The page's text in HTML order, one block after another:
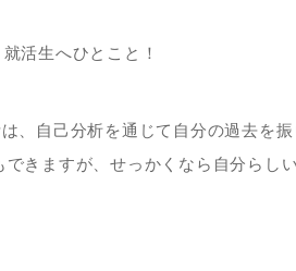
活生へひとこと！
、自己分析を通じて自分の過去を
できますが、せっかくなら自分らし